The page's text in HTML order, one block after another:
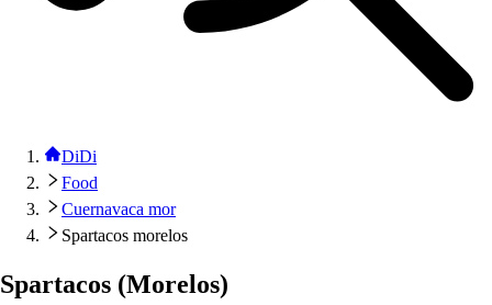
DiDi
Food
Cuernavaca mor
Spartacos morelos
Spartacos (Morelos)